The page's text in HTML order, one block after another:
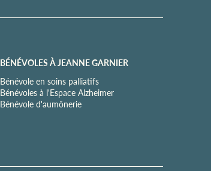
BÉNÉVOLES À JEANNE GARNIER
Bénévole en soins palliatifs
Bénévoles à l'Espace Alzheimer
Bénévole d'aumônerie